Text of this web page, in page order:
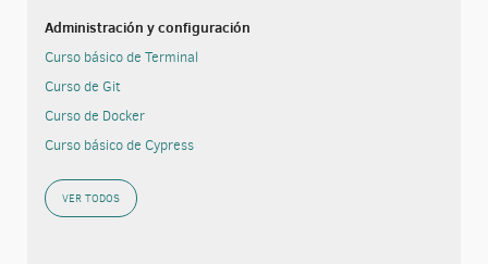
Administración y configuración
Curso básico de Terminal
Curso de Git
Curso de Docker
Curso básico de Cypress
VER TODOS